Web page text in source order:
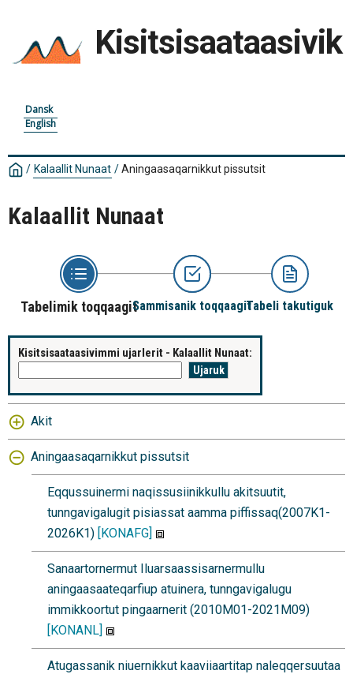
Kisitsisaataasivik
Dansk
English
/ Kalaallit Nunaat /Aningaasaqarnikkut pissutsit
Kalaallit Nunaat
Tabelimik toqqaagitSammisanik toqqaagitTabeli takutiguk
Kisitsisaataasivimmi ujarlerit - Kalaallit Nunaat:
Akit
Aningaasaqarnikkut pissutsit
Eqqussuinermi naqissusiinikkullu akitsuutit,
tunngavigalugit pisiassat aamma piffissaq(2007K1-
2026K1) [KONAFG]
Sanaartornermut Iluarsaassisarnermullu
aningaasaateqarfiup atuinera, tunngavigalugu
immikkoortut pingaarnerit (2010M01-2021M09)
[KONANL]
Atugassanik niuernikkut kaaviiaartitap naleqqersuutaa